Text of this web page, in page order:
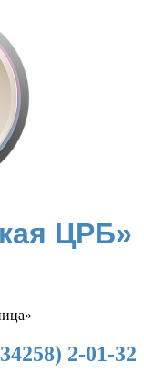
ЦРБ»
2-01-32